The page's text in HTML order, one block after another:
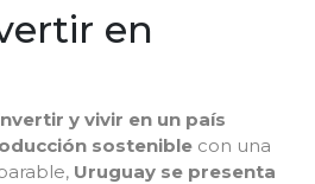
en
y vivir en un país
sostenible con una
Uruguay se presenta